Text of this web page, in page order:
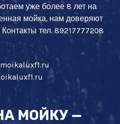
уже более 8 лет на
мойка, нам доверяют
тел. 89217777208
МОЙКУ —